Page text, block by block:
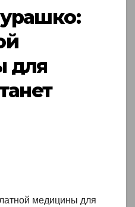
для
медицины для